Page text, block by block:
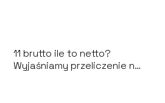
11 brutto ile to netto?
Wyjaśniamy przeliczenie na